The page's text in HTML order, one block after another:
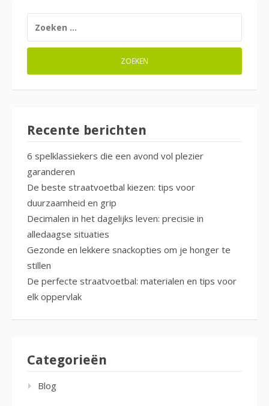
NAAR:
Recente berichten
6 spelklassiekers die een avond vol plezier
garanderen
De beste straatvoetbal kiezen: tips voor
duurzaamheid en grip
Decimalen in het dagelijks leven: precisie in
alledaagse situaties
Gezonde en lekkere snackopties om je honger te
stillen
De perfecte straatvoetbal: materialen en tips voor
elk oppervlak
Categorieën
Blog